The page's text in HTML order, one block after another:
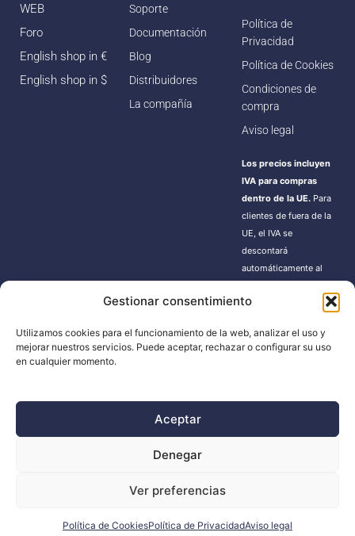
Gestionar consentimiento
Utilizamos cookies para el funcionamiento de la web, analizar el uso y
mejorar nuestros servicios. Puede aceptar, rechazar o configurar su uso
en cualquier momento.
Aceptar
Denegar
Ver preferencias
Política de CookiesPolítica de PrivacidadAviso legal
WEB
Foro
English shop in €
English shop in $
Soporte
Documentación
Blog
Distribuidores
La compañía
Política de
Privacidad
Política de Cookies
Condiciones de
compra
Aviso legal
Los precios incluyen
IVA para compras
dentro de la UE. Para
clientes de fuera de la
UE, el IVA se
descontará
automáticamente al
Estos pedidos pueden
de importación según
la normativa de cada